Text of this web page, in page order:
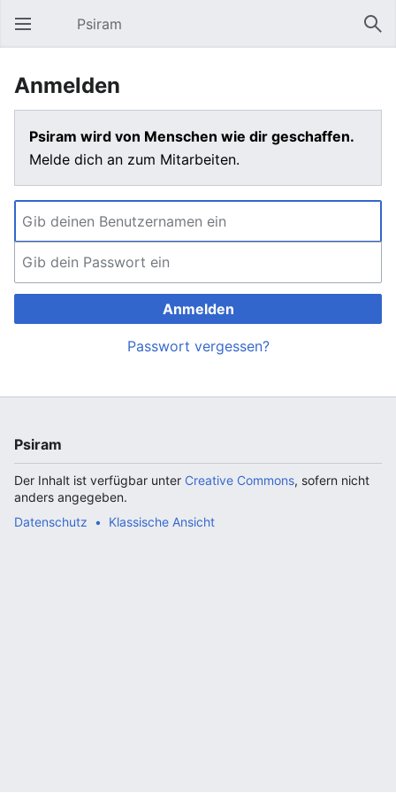
Hauptmenü öffnen Psiram
Anmelden
Psiram wird von Menschen wie dir geschaffen.
Melde dich an zum Mitarbeiten.
Anmelden
Passwort vergessen?
Psiram
Der Inhalt ist verfügbar unter Creative Commons, sofern nicht
anders angegeben.
Datenschutz
Klassische Ansicht